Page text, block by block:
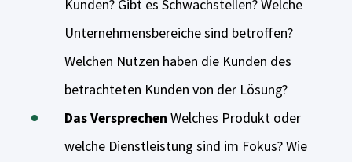
Kunden? Gibt es Schwachstellen? Welche
Unternehmensbereiche sind betroffen?
Welchen Nutzen haben die Kunden des
betrachteten Kunden von der Lösung?
Das Versprechen Welches Produkt oder
welche Dienstleistung sind im Fokus? Wie